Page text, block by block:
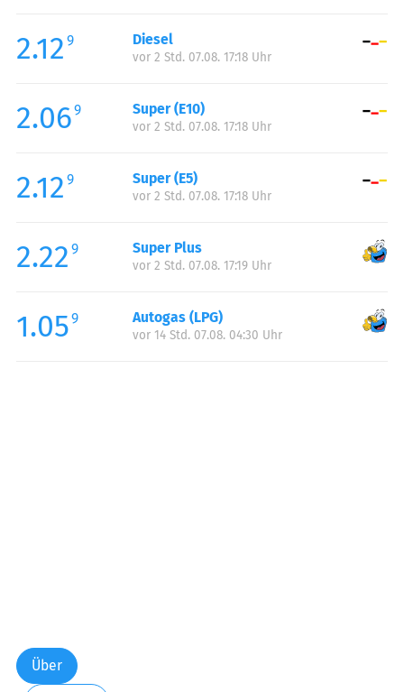
Mittwoch:
06:00-22:00
Donnerstag:
Samstag:
07:00-22:00
Sonntag:
2.12 9 Diesel
vor 2 Std. 07.08. 17:18 Uhr
2.069 Super (E10)
vor 2 Std. 07.08. 17:18 Uhr
2.12 9 Super (E5)
vor 2 Std. 07.08. 17:18 Uhr
2.22 9 Super Plus
vor 2 Std. 07.08. 17:19 Uhr
1.059 Autogas (LPG)
vor 14 Std. 07.08. 04:30 Uhr
Über